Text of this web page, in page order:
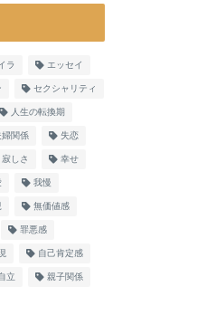
ラ エッセイ
セクシャリティ
人生の転換期
婦関係 失恋
寂しさ 幸せ
我慢
無価値感
罪悪感
自己肯定感
立 親子関係